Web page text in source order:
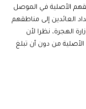
الأصلية في الموصل
العائدين إلى مناطقهم
الهجرة، نظرا لأن
من دون أن تبلغ